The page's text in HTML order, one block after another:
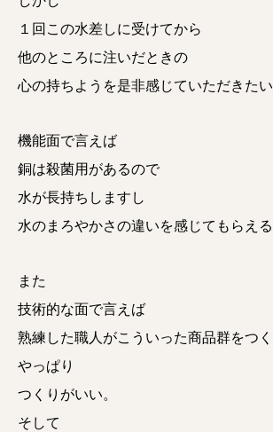
１回この水差しに受けてから
他のところに注いだときの
心の持ちようを是非感じていただきたい
機能面で言えば
銅は殺菌用があるので
水が長持ちしますし
水のまろやかさの違いを感じてもらえる
また
技術的な面で言えば
熟練した職人がこういった商品群をつ
やっぱり
つくりがいい。
そして